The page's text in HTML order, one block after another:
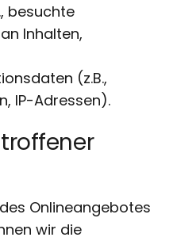
besuchte
Inhalten,
(z.B.,
IP-Adressen).
Onlineangebotes
wir die